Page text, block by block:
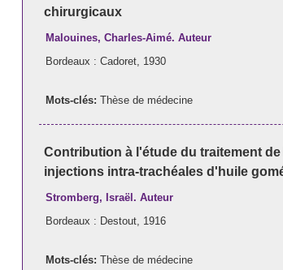
chirurgicaux
Malouines, Charles-Aimé. Auteur
Bordeaux : Cadoret, 1930
Mots-clés: Thèse de médecine
Contribution à l'étude du traitement
injections intra-trachéales d'huile
Stromberg, Israël. Auteur
Bordeaux : Destout, 1916
Mots-clés: Thèse de médecine